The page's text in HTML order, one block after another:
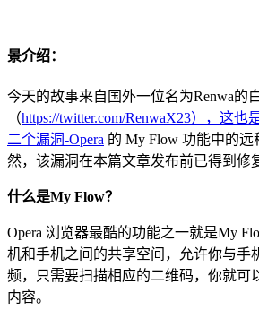
景介绍：
今天的故事来自国外一位名为Renwa的
（https://twitter.com/RenwaX23），这也
二个漏洞-Opera 的 My Flow 功能中的
然，该漏洞在本篇文章发布前已得到修
什么是My Flow？
Opera 浏览器最酷的功能之一就是My
机和手机之间的共享空间，允许你与手
频，只需要扫描相应的二维码，你就可
内容。